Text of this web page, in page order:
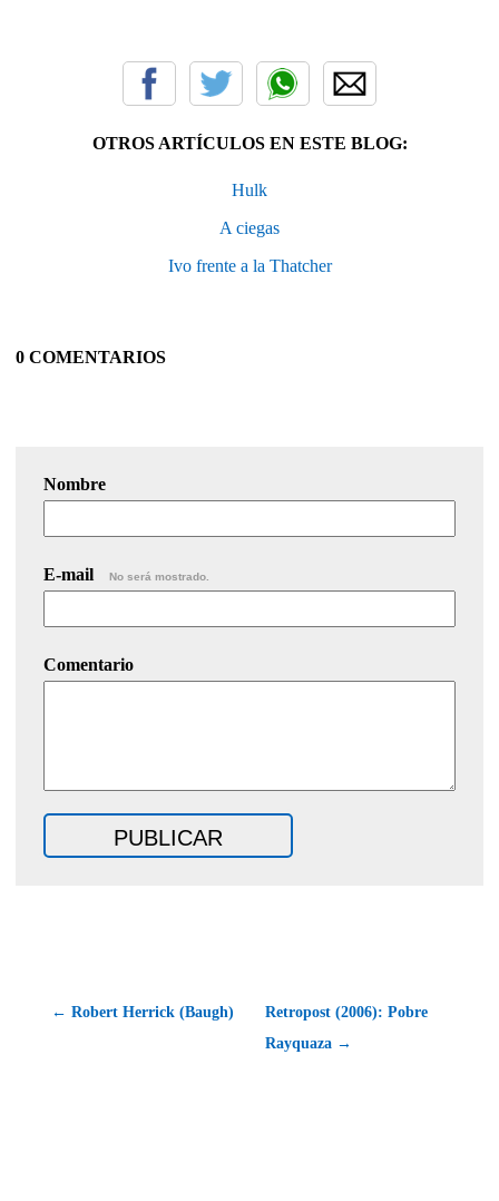
OTROS ARTÍCULOS EN ESTE BLOG:
Hulk
A ciegas
Ivo frente a la Thatcher
0 COMENTARIOS
Nombre
E-mail No será mostrado.
Comentario
← Robert Herrick (Baugh)
Retropost (2006): Pobre
Rayquaza →